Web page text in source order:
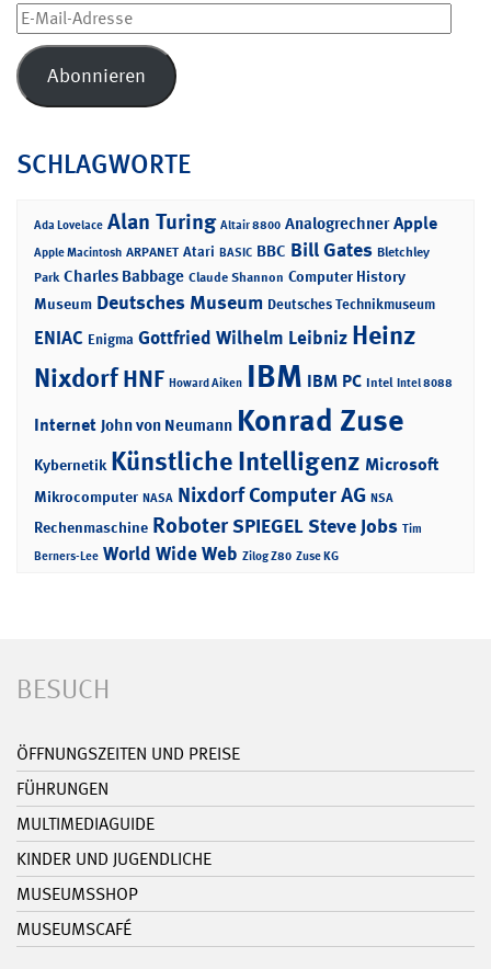
E-
Mail-
Adresse
Abonnieren
SCHLAGWORTE
Ada Lovelace Alan Turing Altair 8800 Analogrechner Apple
Apple Macintosh ARPANET Atari BASIC BBC Bill Gates Bletchley
Park Charles Babbage Claude Shannon Computer History
Museum Deutsches Museum Deutsches Technikmuseum
ENIAC Enigma Gottfried Wilhelm Leibniz Heinz
NixdorfHNF Howard Aiken IBM IBM PC Intel Intel 8088
Internet John von Neumann Konrad Zuse
Kybernetik Künstliche Intelligenz Microsoft
Mikrocomputer NASA Nixdorf Computer AG NSA
Rechenmaschine RoboterSPIEGELSteve Jobs Tim
Berners-Lee World Wide Web Zilog Z80 Zuse KG
BESUCH
ÖFFNUNGSZEITEN UND PREISE
FÜHRUNGEN
MULTIMEDIAGUIDE
KINDER UND JUGENDLICHE
MUSEUMSSHOP
MUSEUMSCAFÉ